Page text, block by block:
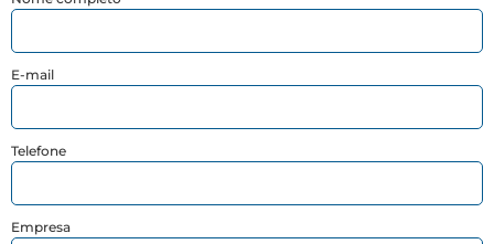
E-mail
Telefone
Empresa